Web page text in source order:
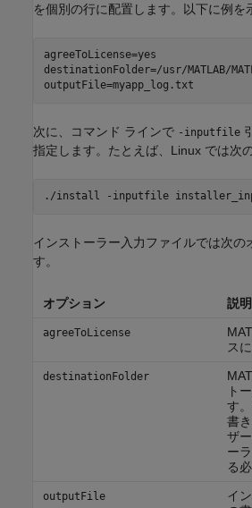
を個別の行に配置します。以下に例を
agreeToLicense=yes
destinationFolder=/usr/MATLAB/
outputFile=myapp_log.txt
次に、コマンド ラインで -inputfile
指定します。たとえば、Linux では次
./install -inputfile
インストーラー入力ファイルでは次の
す。
オプション 説明
agreeToLicense
ス
destinationFolder
ト
す
書
ザ
ー
る
outputFile
イ